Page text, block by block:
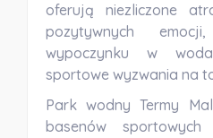
oferują niezliczone
pozytywnych
wypoczynku w
sportowe wyzwania na
Park wodny Termy
basenów